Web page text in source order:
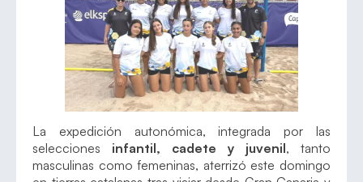
La expedición autonómica, integrada por las
selecciones infantil, cadete y juvenil, tanto
masculinas como femeninas, aterrizó este domingo